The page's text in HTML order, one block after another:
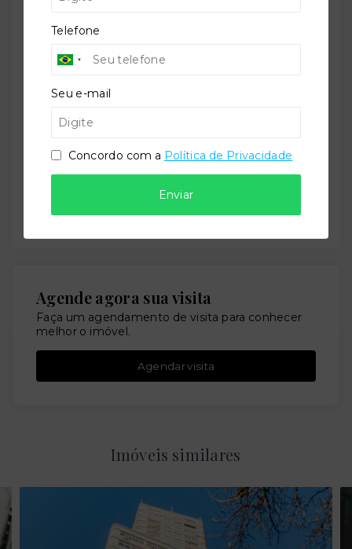
Mensagem
Concordo com aPolítica de Privacidade
Enviar por WhatsApp
Ou enviar por E-mail
Agende agora sua visita
Faça um agendamento de visita para conhecer
melhor o imóvel.
Agendar visita
Imóveis similares
Telefone
Seu e-mail
Concordo com a Política de Privacidade
Enviar